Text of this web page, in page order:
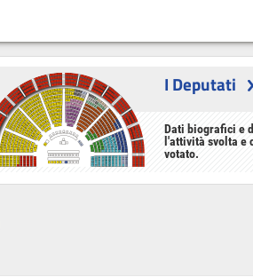
I Deputati
Dati biografici e
l'attività svolta e
votato.